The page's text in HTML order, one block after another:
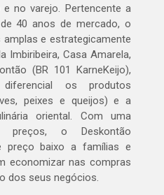
no varejo. Pertencente a
40 anos de mercado, o
e estrategicamente
Imbiribeira, Casa Amarela,
(BR 101 KarneKeijo),
os produtos
peixes e queijos) e a
oriental. Com uma
preços, o Deskontão
preço baixo a famílias e
economizar nas compras
dos seus negócios.